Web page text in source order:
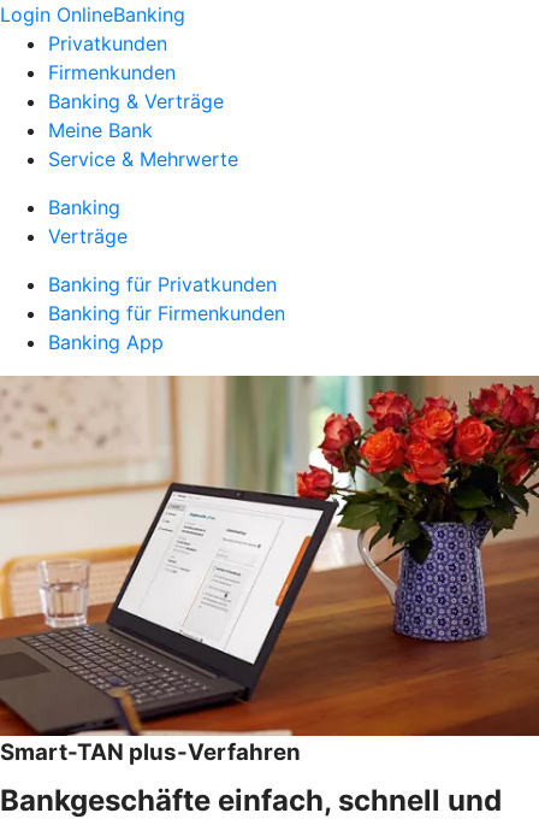
Login OnlineBanking
Privatkunden
Firmenkunden
Banking & Verträge
Meine Bank
Service & Mehrwerte
Banking
Verträge
Banking für Privatkunden
Banking für Firmenkunden
Banking App
Smart-TAN plus-Verfahren
Bankgeschäfte einfach, schnell und